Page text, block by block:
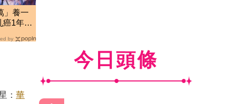
」養一
癌1年…
by
： 華
今日頭條